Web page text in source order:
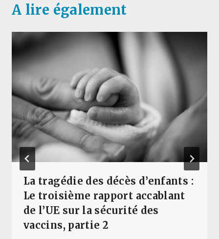
A lire également
La tragédie des décès d’enfants :
Le troisième rapport accablant
de l’UE sur la sécurité des
vaccins, partie 2